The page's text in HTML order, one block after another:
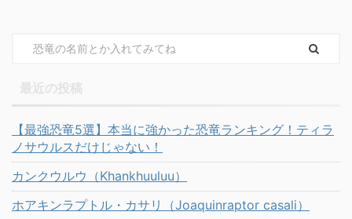
【最強恐竜5選】本当に強かった恐竜ランキング！ティラ
ノサウルスだけじゃない！
カンクウルウ（Khankhuuluu）
ホアキンラプトル・カサリ（Joaquinraptor casali）